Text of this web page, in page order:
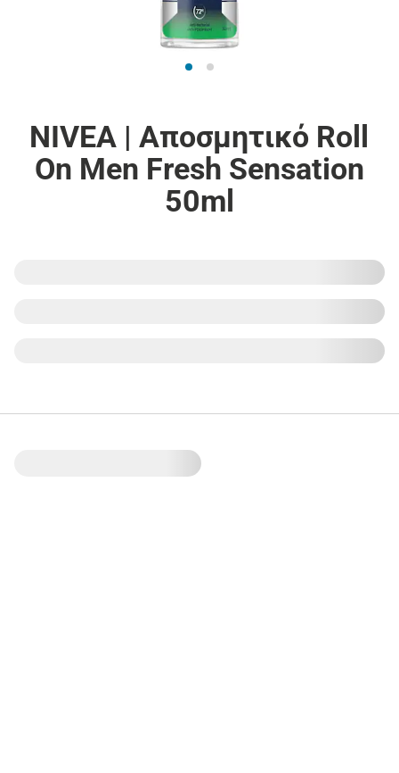
NIVEA | Αποσμητικό Roll
On Men Fresh Sensation
50ml